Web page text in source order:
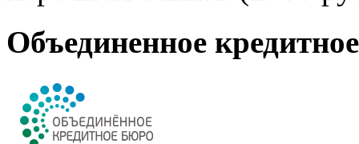
Объединенное